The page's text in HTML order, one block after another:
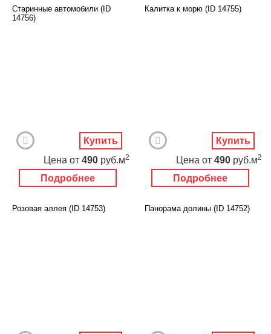
Старинные автомобили (ID
14756)
Подробнее
Цена от 490 руб.м2
Купить
Калитка к морю (ID 14755)
Подробнее
Цена от 490 руб.м2
Купить
Розовая аллея (ID 14753) Панорама долины (ID 14752)